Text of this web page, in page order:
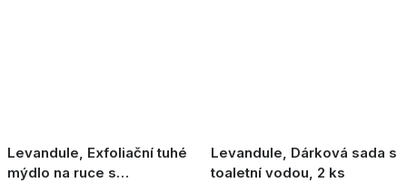
Levandule, Exfoliační tuhé
mýdlo na ruce s
Levandule, Dárková sada s
toaletní vodou, 2 ks